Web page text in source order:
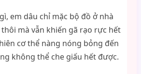
em dâu chỉ mặc bộ đồ ở nhà
mà vẫn khiến gã rạo rực hết
cơ thể nàng nóng bỏng đến
không thể che giấu hết được.